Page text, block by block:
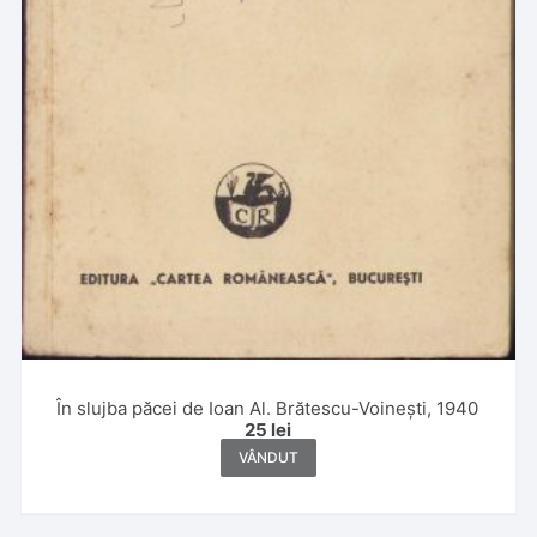
În slujba păcei de Ioan Al. Brătescu-Voinești, 1940
25 lei
VÂNDUT